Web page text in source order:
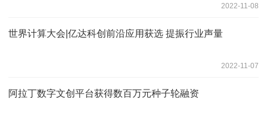
2022-11-08
世界计算大会|亿达科创前沿应用获选 提振行业声量
2022-11-07
阿拉丁数字文创平台获得数百万元种子轮融资